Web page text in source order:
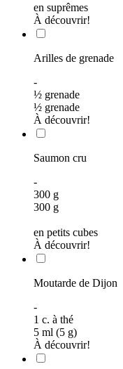
en suprêmes
À découvrir!
Arilles de grenade
-
½ grenade
½ grenade
À découvrir!
Saumon cru
-
300 g
300 g
en petits cubes
À découvrir!
Moutarde de Dijon
-
1 c. à thé
5 ml (5 g)
À découvrir!